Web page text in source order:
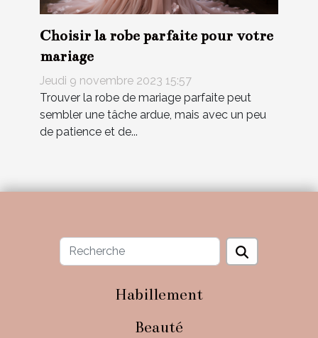
Choisir la robe parfaite pour votre
mariage
Jeudi 9 novembre 2023 15:57
Trouver la robe de mariage parfaite peut
sembler une tâche ardue, mais avec un peu
de patience et de...
Habillement
Beauté